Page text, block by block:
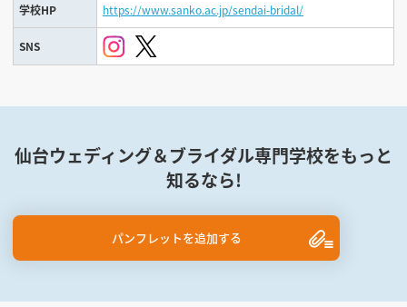
学校HP https://www.sanko.ac.jp/sendai-bridal/
SNS
仙台ウェディング＆ブライダル専門学校をもっと
知るなら!
パンフレットを追加する